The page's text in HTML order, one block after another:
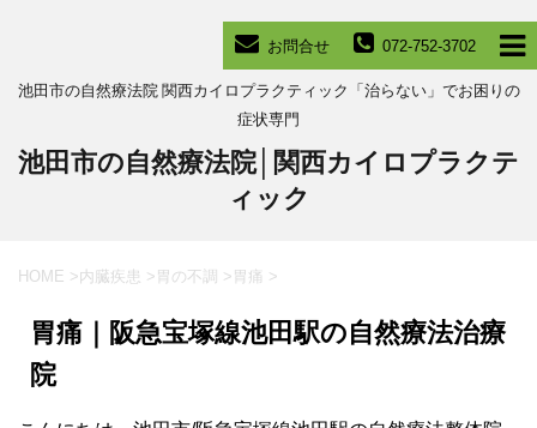
072-752-3702
お問合せ
池田市の自然療法院 関西カイロプラクティック「治らない」でお困りの
症状専門
池田市の自然療法院│関西カイロプラクテ
ィック
HOME >内臓疾患 > 胃の不調 > 胃痛 >
胃痛｜阪急宝塚線池田駅の自然療法治療
院